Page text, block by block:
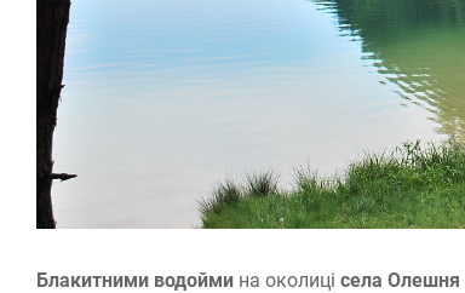
Блакитними водойми на околиці села Олешня